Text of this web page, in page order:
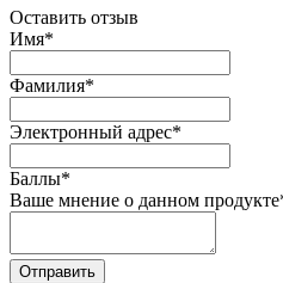
Оставить отзыв
Имя*
Фамилия*
Электронный адрес*
Баллы*
Ваше мнение о данном продукте
Отправить